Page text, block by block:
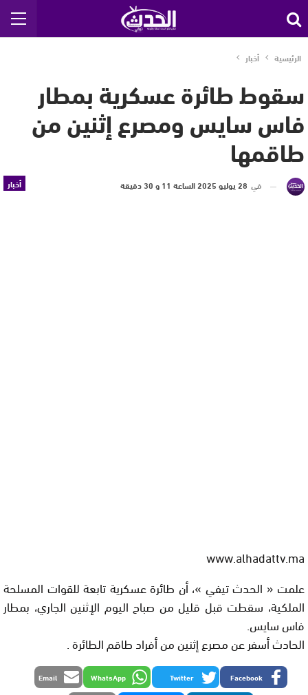
الرئيسية أخبار
سقوط طائرة عسكرية بمطار
فاس سايس ومصرع إثنين من
طاقمها
أخبار في 28 يوليو 2025 الساعة 11 و 30 دقيقة
www.alhadattv.ma
علمت « الحدث تيفي »، أن طائرة عسكرية تابعة للقوات المسلحة
الملكية، سقطت قبل قليل من صباح اليوم الإثنين الجاري، بمطار
فاس سايس.
الحادث أسفر عن مصرع إثنين من أفراد طاقم الطائرة .
Facebook
Twitter
WhatsApp
Email